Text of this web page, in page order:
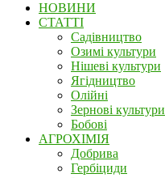
НОВИНИ
СТАТТІ
Садівництво
Озимі культури
Нішеві культури
Ягідництво
Олійні
Зернові культури
Бобові
АГРОХІМІЯ
Добрива
Гербіциди